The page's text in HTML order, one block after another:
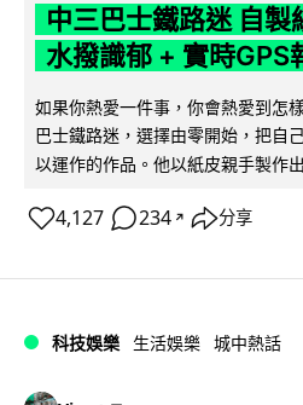
中三巴士鐵路迷 自製
水撥識郁 + 實時GPS
如果你熱愛一件事，你會熱愛到怎
巴士鐵路迷，選擇由零開始，把自
以運作的作品。他以紙皮親手製作
4,127 234 ↗ 分享
科技娛樂 生活娛樂 城中熱話